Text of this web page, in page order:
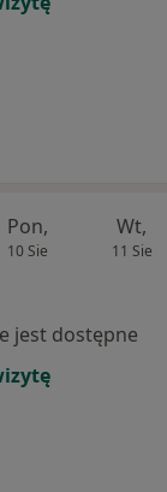
Pon,
10 Sie
Wt,
11 Sie
jest dostępne